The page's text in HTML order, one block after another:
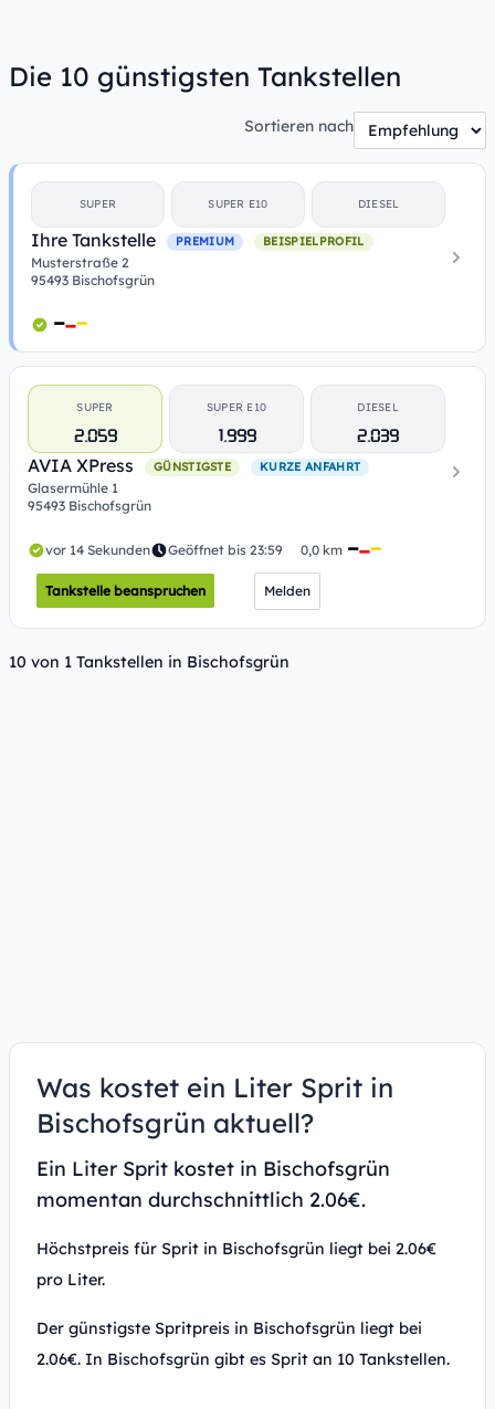
Die 10 günstigsten Tankstellen
Sortieren nach
SUPER SUPER E10 DIESEL
Ihre Tankstelle PREMIUM BEISPIELPROFIL
Musterstraße 2
95493 Bischofsgrün
SUPER
2.059
SUPER E10
1.999
DIESEL
2.039
AVIA XPress
GÜNSTIGSTE KURZE ANFAHRT
Glasermühle 1
95493 Bischofsgrün
vor 14 Sekunden Geöffnet bis 23:59 0,0 km
Tankstelle beanspruchen Melden
10 von 1 Tankstellen in Bischofsgrün
Was kostet ein Liter Sprit in
Bischofsgrün aktuell?
Ein Liter Sprit kostet in Bischofsgrün
momentan durchschnittlich 2.06€.
Höchstpreis für Sprit in Bischofsgrün liegt bei 2.06€
pro Liter.
Der günstigste Spritpreis in Bischofsgrün liegt bei
2.06€. In Bischofsgrün gibt es Sprit an 10 Tankstellen.